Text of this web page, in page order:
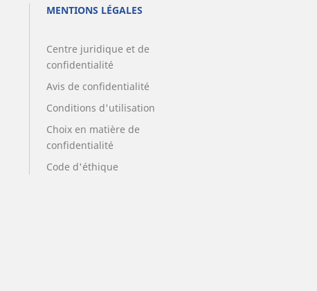
MENTIONS LÉGALES
Centre juridique et de
confidentialité
Avis de confidentialité
Conditions d'utilisation
Choix en matière de
confidentialité
Code d'éthique